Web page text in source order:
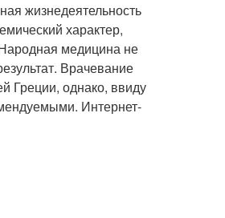
жизнедеятельность
характер,
медицина не
Врачевание
Греции, однако, ввиду
Интернет-